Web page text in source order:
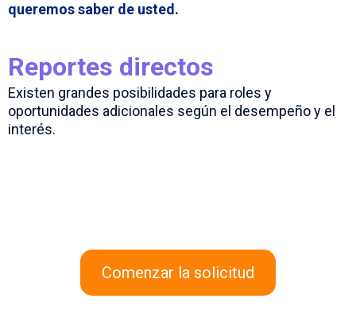
queremos saber de usted.
Reportes directos
Existen grandes posibilidades para roles y
oportunidades adicionales según el desempeño y el
interés.
Comenzar la solicitud